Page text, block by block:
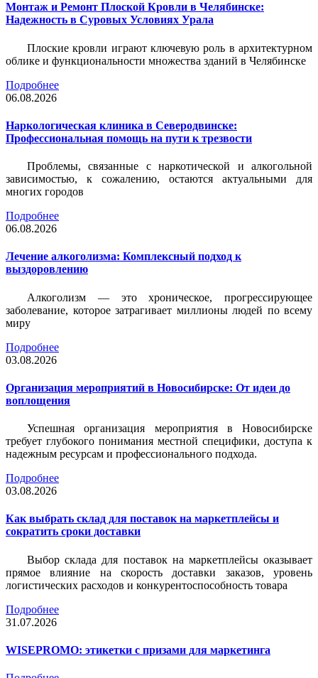
Монтаж и Ремонт Плоской Кровли в Челябинске:
Надежность в Суровых Условиях Урала
Плоские кровли играют ключевую роль в архитектурном
облике и функциональности множества зданий в Челябинске
Подробнее
06.08.2026
Наркологическая клиника в Северодвинске:
Профессиональная помощь на пути к трезвости
Проблемы, связанные с наркотической и алкогольной
зависимостью, к сожалению, остаются актуальными для
многих городов
Подробнее
06.08.2026
Лечение алкоголизма: Комплексный подход к
выздоровлению
Алкоголизм — это хроническое, прогрессирующее
заболевание, которое затрагивает миллионы людей по всему
миру
Подробнее
03.08.2026
Организация мероприятий в Новосибирске: От идеи до
воплощения
Успешная организация мероприятия в Новосибирске
требует глубокого понимания местной специфики, доступа к
надежным ресурсам и профессионального подхода.
Подробнее
03.08.2026
Как выбрать склад для поставок на маркетплейсы и
сократить сроки доставки
Выбор склада для поставок на маркетплейсы оказывает
прямое влияние на скорость доставки заказов, уровень
логистических расходов и конкурентоспособность товара
Подробнее
31.07.2026
WISEPROMO: этикетки с призами для маркетинга